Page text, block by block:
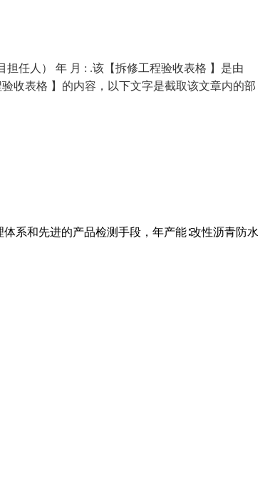
任人） 年 月 : .该【拆修工程验收表格 】是由
收表格 】的内容，以下文字是截取该文章内的部
系和先进的产品检测手段，年产能∶改性沥青防水